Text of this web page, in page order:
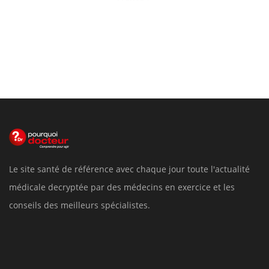
Le site santé de référence avec chaque jour toute l'actualité
médicale decryptée par des médecins en exercice et les
conseils des meilleurs spécialistes.